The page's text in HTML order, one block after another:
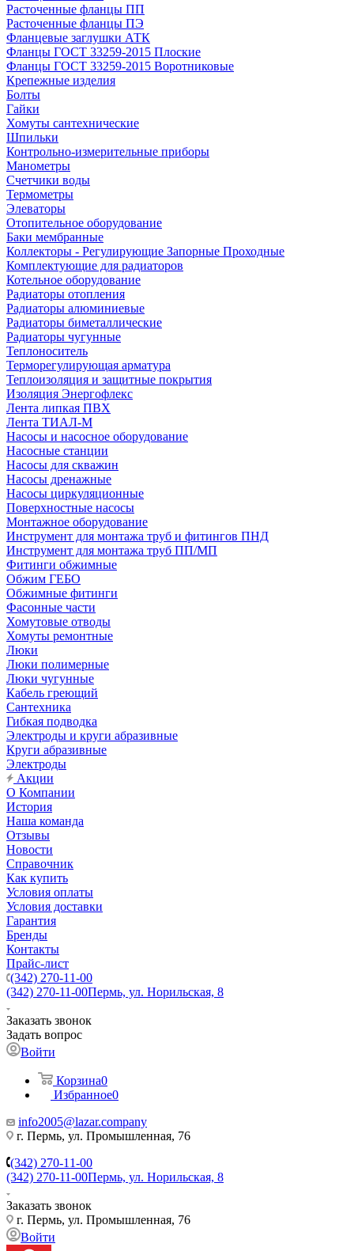
Расточенные фланцы ПП
Расточенные фланцы ПЭ
Фланцевые заглушки АТК
Фланцы ГОСТ 33259-2015 Плоские
Фланцы ГОСТ 33259-2015 Воротниковые
Крепежные изделия
Болты
Гайки
Хомуты сантехнические
Шпильки
Контрольно-измерительные приборы
Манометры
Счетчики воды
Термометры
Элеваторы
Отопительное оборудование
Баки мембранные
Коллекторы - Регулирующие Запорные Проходные
Комплектующие для радиаторов
Котельное оборудование
Радиаторы отопления
Радиаторы алюминиевые
Радиаторы биметаллические
Радиаторы чугунные
Теплоноситель
Терморегулирующая арматура
Теплоизоляция и защитные покрытия
Изоляция Энергофлекс
Лента липкая ПВХ
Лента ТИАЛ-М
Насосы и насосное оборудование
Насосные станции
Насосы для скважин
Насосы дренажные
Насосы циркуляционные
Поверхностные насосы
Монтажное оборудование
Инструмент для монтажа труб и фитингов ПНД
Инструмент для монтажа труб ПП/МП
Фитинги обжимные
Обжим ГЕБО
Обжимные фитинги
Фасонные части
Хомутовые отводы
Хомуты ремонтные
Люки
Люки полимерные
Люки чугунные
Кабель греющий
Сантехника
Гибкая подводка
Электроды и круги абразивные
Круги абразивные
Электроды
Акции
О Компании
История
Наша команда
Отзывы
Новости
Справочник
Как купить
Условия оплаты
Условия доставки
Гарантия
Бренды
Контакты
Прайс-лист
(342) 270-11-00
(342) 270-11-00Пермь, ул. Норильская, 8
Заказать звонок
Задать вопрос
Войти
Корзина0
Избранное0
info2005@lazar.company
г. Пермь, ул. Промышленная, 76
(342) 270-11-00
(342) 270-11-00Пермь, ул. Норильская, 8
Заказать звонок
г. Пермь, ул. Промышленная, 76
Войти